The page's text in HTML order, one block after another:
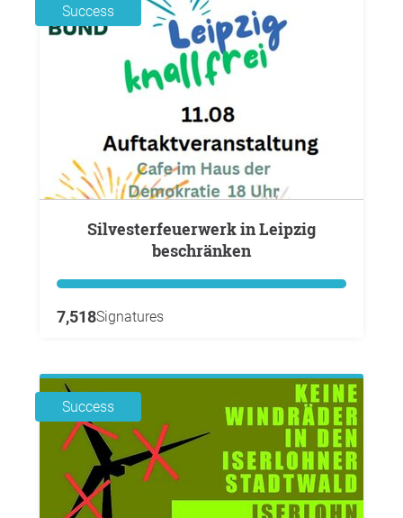
Success
Silvesterfeuerwerk in Leipzig
beschränken
7,518Signatures
Success